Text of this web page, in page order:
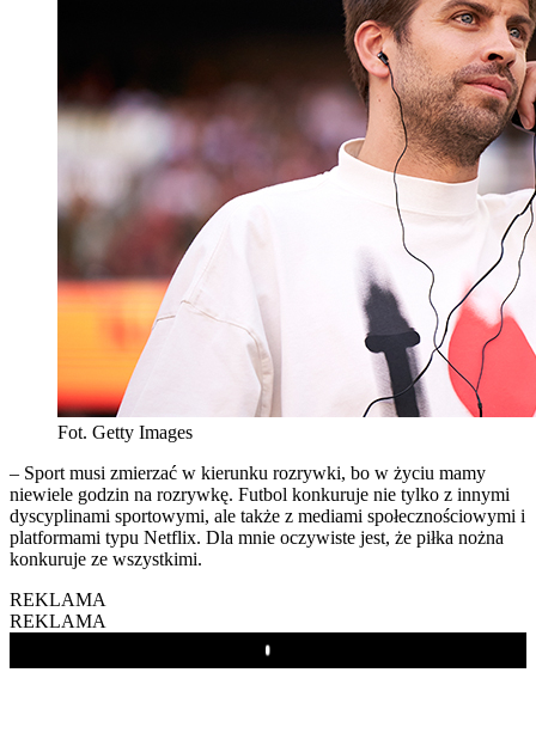
Fot. Getty Images
– Sport musi zmierzać w kierunku rozrywki, bo w życiu mamy
niewiele godzin na rozrywkę. Futbol konkuruje nie tylko z innymi
dyscyplinami sportowymi, ale także z mediami społecznościowymi i
platformami typu Netflix. Dla mnie oczywiste jest, że piłka nożna
konkuruje ze wszystkimi.
REKLAMA
REKLAMA
Play